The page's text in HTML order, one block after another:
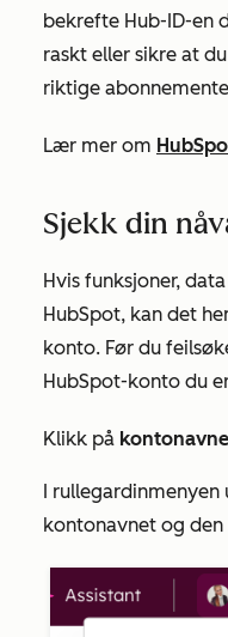
bekrefte Hub-ID-en
raskt eller sikre at
riktige
Lær mer om
Sjekk din
Hvis funksjoner,
HubSpot, kan det
konto. Før du
HubSpot-konto du
Klikk på
I rullegardinmenyen
kontonavnet og den